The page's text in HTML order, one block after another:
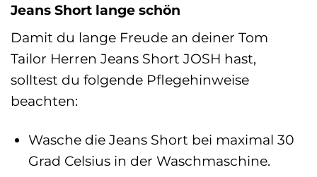
Jeans Short lange schön
Damit du lange Freude an deiner Tom
Tailor Herren Jeans Short JOSH hast,
solltest du folgende Pflegehinweise
beachten:
Wasche die Jeans Short bei maximal 30
Grad Celsius in der Waschmaschine.